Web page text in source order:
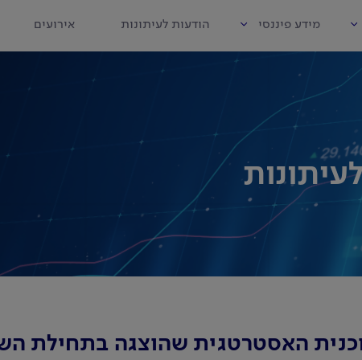
מידע פיננסי הודעות לעיתונות אירועים
האסטרטגית שהוצגה בתחילת